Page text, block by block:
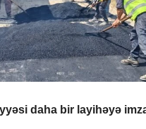
daha bir layihəyə